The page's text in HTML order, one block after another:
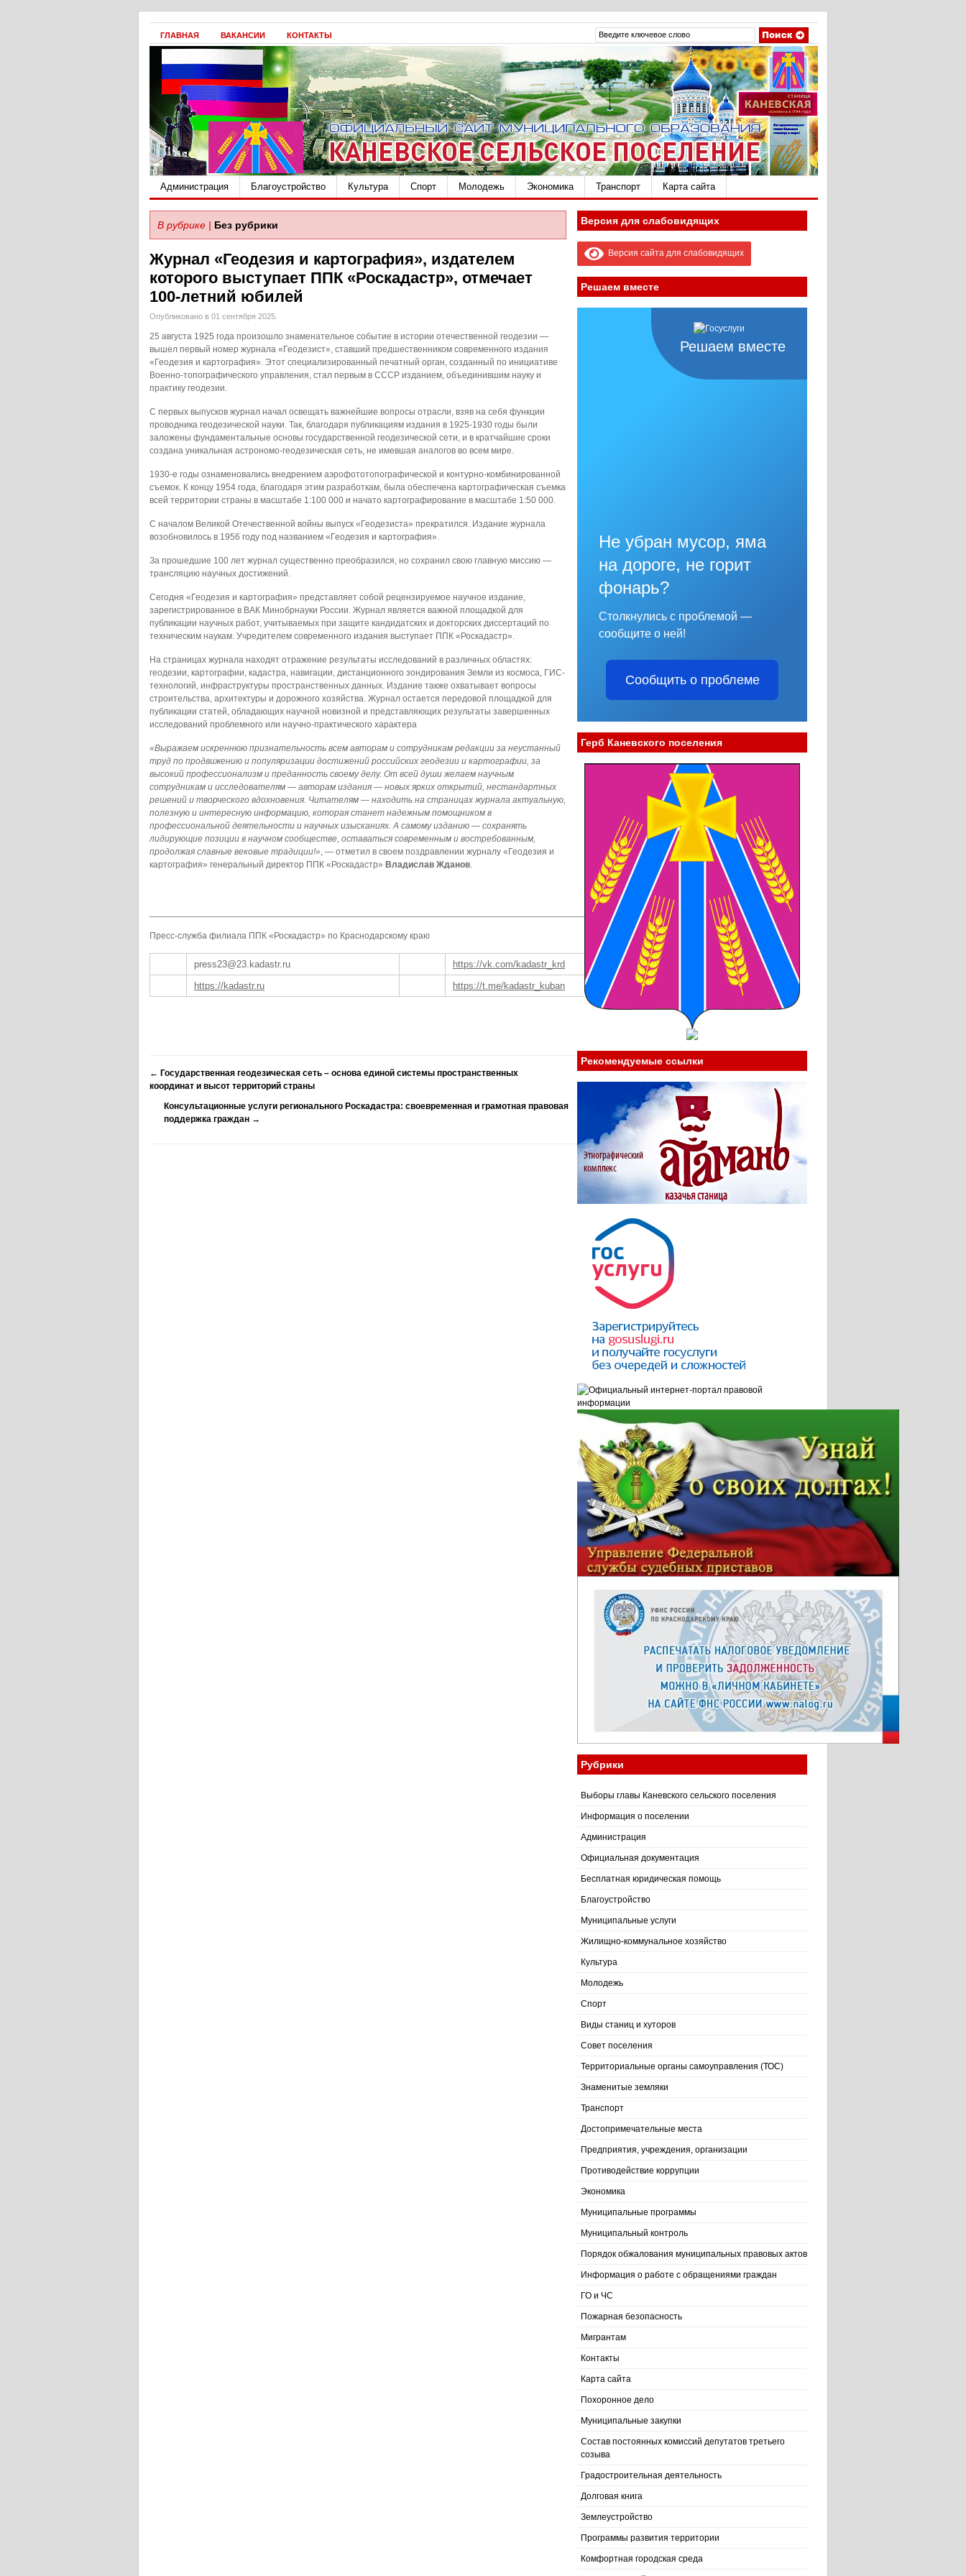
ГЛАВНАЯ ВАКАНСИИ КОНТАКТЫ
Администрация Благоустройство Культура Спорт Молодежь Экономика Транспорт Карта сайта
В рубрике | Без рубрики
Журнал «Геодезия и картография», издателем
которого выступает ППК «Роскадастр», отмечает
100-летний юбилей
Опубликовано в 01 сентября 2025.
25 августа 1925 года произошло знаменательное событие в истории отечественной геодезии —
вышел первый номер журнала «Геодезист», ставший предшественником современного издания
«Геодезия и картография». Этот специализированный печатный орган, созданный по инициативе
Военно-топографического управления, стал первым в СССР изданием, объединившим науку и
практику геодезии.
С первых выпусков журнал начал освещать важнейшие вопросы отрасли, взяв на себя функции
проводника геодезической науки. Так, благодаря публикациям издания в 1925-1930 годы были
заложены фундаментальные основы государственной геодезической сети, и в кратчайшие сроки
создана уникальная астрономо-геодезическая сеть, не имевшая аналогов во всем мире.
1930-е годы ознаменовались внедрением аэрофототопографической и контурно-комбинированной
съемок. К концу 1954 года, благодаря этим разработкам, была обеспечена картографическая съемка
всей территории страны в масштабе 1:100 000 и начато картографирование в масштабе 1:50 000.
С началом Великой Отечественной войны выпуск «Геодезиста» прекратился. Издание журнала
возобновилось в 1956 году под названием «Геодезия и картография».
За прошедшие 100 лет журнал существенно преобразился, но сохранил свою главную миссию —
трансляцию научных достижений.
Сегодня «Геодезия и картография» представляет собой рецензируемое научное издание,
зарегистрированное в ВАК Минобрнауки России. Журнал является важной площадкой для
публикации научных работ, учитываемых при защите кандидатских и докторских диссертаций по
техническим наукам. Учредителем современного издания выступает ППК «Роскадастр».
На страницах журнала находят отражение результаты исследований в различных областях:
геодезии, картографии, кадастра, навигации, дистанционного зондирования Земли из космоса, ГИС-
технологий, инфраструктуры пространственных данных. Издание также охватывает вопросы
строительства, архитектуры и дорожного хозяйства. Журнал остается передовой площадкой для
публикации статей, обладающих научной новизной и представляющих результаты завершенных
исследований проблемного или научно-практического характера
«Выражаем искреннюю признательность всем авторам и сотрудникам редакции за неустанный
труд по продвижению и популяризации достижений российских геодезии и картографии, за
высокий профессионализм и преданность своему делу. От всей души желаем научным
сотрудникам и исследователям — авторам издания — новых ярких открытий, нестандартных
решений и творческого вдохновения. Читателям — находить на страницах журнала актуальную,
полезную и интересную информацию, которая станет надежным помощником в
профессиональной деятельности и научных изысканиях. А самому изданию — сохранять
лидирующие позиции в научном сообществе, оставаться современным и востребованным,
продолжая славные вековые традиции!», — отметил в своем поздравлении журналу «Геодезия и
картография» генеральный директор ППК «Роскадастр» Владислав Жданов.
_____________________________________________________________________________________________
Пресс-служба филиала ППК «Роскадастр» по Краснодарскому краю
press23@23.kadastr.ru
https://vk.com/kadastr_krd
https://kadastr.ru
https://t.me/kadastr_kuban
← Государственная геодезическая сеть – основа единой системы пространственных
координат и высот территорий страны
Консультационные услуги регионального Роскадастра: своевременная и грамотная правовая
поддержка граждан →
Версия для слабовидящих
Версия сайта для слабовидящих
Решаем вместе
Решаем вместе
Не убран мусор, яма
на дороге, не горит
фонарь?
Столкнулись с проблемой —
сообщите о ней!
Сообщить о проблеме
Герб Каневского поселения
Рекомендуемые ссылки
Рубрики
Выборы главы Каневского сельского поселения
Информация о поселении
Администрация
Официальная документация
Бесплатная юридическая помощь
Благоустройство
Муниципальные услуги
Жилищно-коммунальное хозяйство
Культура
Молодежь
Спорт
Виды станиц и хуторов
Совет поселения
Территориальные органы самоуправления (ТОС)
Знаменитые земляки
Транспорт
Достопримечательные места
Предприятия, учреждения, организации
Противодействие коррупции
Экономика
Муниципальные программы
Муниципальный контроль
Порядок обжалования муниципальных правовых актов
Информация о работе с обращениями граждан
ГО и ЧС
Пожарная безопасность
Мигрантам
Контакты
Карта сайта
Похоронное дело
Муниципальные закупки
Состав постоянных комиссий депутатов третьего
созыва
Градостроительная деятельность
Долговая книга
Землеустройство
Программы развития территории
Комфортная городская среда